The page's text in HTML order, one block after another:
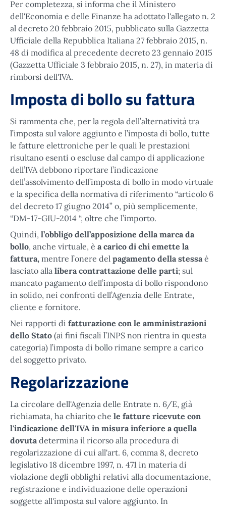
Per completezza, si informa che il Ministero
dell'Economia e delle Finanze ha adottato l'allegato n. 2
al decreto 20 febbraio 2015, pubblicato sulla Gazzetta
Ufficiale della Repubblica Italiana 27 febbraio 2015, n.
48 di modifica al precedente decreto 23 gennaio 2015
(Gazzetta Ufficiale 3 febbraio 2015, n. 27), in materia di
rimborsi dell'IVA.
Imposta di bollo su fattura
Si rammenta che, per la regola dell’alternatività tra
l’imposta sul valore aggiunto e l’imposta di bollo, tutte
le fatture elettroniche per le quali le prestazioni
risultano esenti o escluse dal campo di applicazione
dell’IVA debbono riportare l’indicazione
dell’assolvimento dell’imposta di bollo in modo virtuale
e la specifica della normativa di riferimento “articolo 6
del decreto 17 giugno 2014” o, più semplicemente,
“DM-17-GIU-2014 “, oltre che l’importo.
Quindi, l’obbligo dell’apposizione della marca da
bollo, anche virtuale, è a carico di chi emette la
fattura, mentre l’onere del pagamento della stessa è
lasciato alla libera contrattazione delle parti; sul
mancato pagamento dell’imposta di bollo rispondono
in solido, nei confronti dell’Agenzia delle Entrate,
cliente e fornitore.
Nei rapporti di fatturazione con le amministrazioni
dello Stato (ai fini fiscali l’INPS non rientra in questa
categoria) l’imposta di bollo rimane sempre a carico
del soggetto privato.
Regolarizzazione
La circolare dell'Agenzia delle Entrate n. 6/E, già
richiamata, ha chiarito che le fatture ricevute con
l'indicazione dell'IVA in misura inferiore a quella
dovuta determina il ricorso alla procedura di
regolarizzazione di cui all'art. 6, comma 8, decreto
legislativo 18 dicembre 1997, n. 471 in materia di
violazione degli obblighi relativi alla documentazione,
registrazione e individuazione delle operazioni
soggette all'imposta sul valore aggiunto. In